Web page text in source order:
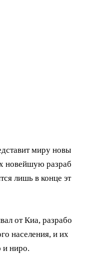
миру новы
новейшую разраб
лишь в конце эт
от Киа, разрабо
населения, и их
и ниро.